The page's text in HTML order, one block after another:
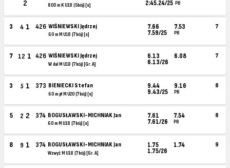
2 800 m K U18 (5bój) [s] 2:45.24/25 PB
3 4 1 426 WIŚNIEWSKI Jędrzej
60 m M U18 (7bój) [s]
7.66
7.59/25
7.53
PB
7
7 12 1 426 WIŚNIEWSKI Jędrzej
W dal M U18 (7bój) [Gr. A]
6.13
6.13/26
6.08 7
3 5 1 373 BIENIECKI Stefan
60 m pł M U20 (7bój) [s]
9.44
9.43/25
9.16
PB
8
5 2 2 374 BOGUSŁAWSKI-MICHNIAK Jan
60 m M U18 (7bój) [s]
7.61
7.61/26
7.54
PB
8
8 9 1 374 BOGUSŁAWSKI-MICHNIAK Jan
Wzwyż M U18 (7bój) [Gr. A]
1.75
1.75/26
1.74 9